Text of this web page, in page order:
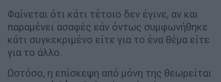
Φαίνεται ότι κάτι τέτοιο δεν έγινε, αν και
παραμένει ασαφές εάν όντως συμφωνήθηκε
κάτι συγκεκριμένο είτε για το ένα θέμα είτε
για το άλλο.
Ωστόσο, η επίσκεψη από μόνη της θεωρείται